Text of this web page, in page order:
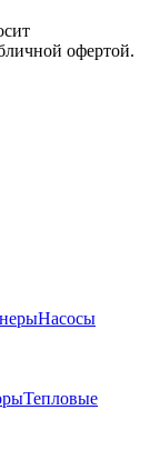
офертой.
Насосы
Тепловые